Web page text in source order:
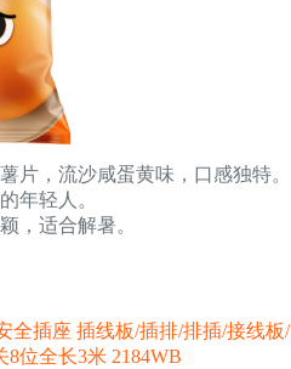
片，流沙咸蛋黄味，口感独特。
年轻人。
，适合解暑。
全插座 插线板/插排/排插/接线板/
位全长3米 2184WB